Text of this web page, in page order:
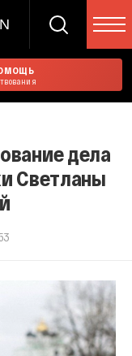
дела
Светланы